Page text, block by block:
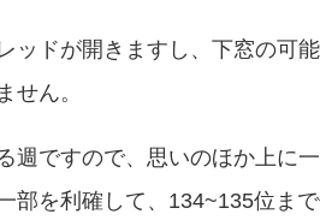
ッドが開きますし、下窓の可
せん。
週ですので、思いのほか上に
部を利確して、134~135位ま